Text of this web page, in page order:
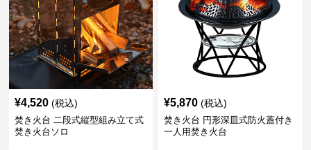
¥4,520 (税込)
焚き火台 二段式縦型組み立て式
焚き火台ソロ
¥5,870 (税込)
焚き火台 円形深皿式防火蓋付き
一人用焚き火台